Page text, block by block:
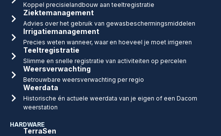
Koppel precisielandbouw aan teeltregistratie
Ziektemanagement
Advies over het gebruik van gewasbeschermingsmiddelen
Irrigatiemanagement
Precies weten wanneer, waar en hoeveel je moet irrigeren
Teeltregistratie
Slimme en snelle registratie van activiteiten op percelen
Weersverwachting
Betrouwbare weersverwachting per regio
Weerdata
Historische én actuele weerdata van je eigen of een Dacom
weerstation
HARDWARE
TerraSen